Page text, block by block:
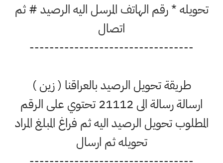
تحويله * رقم الهاتف المرسل اليه الرصيد # ثم
اتصال
---------------------------------
طريقة تحويل الرصيد بالعراقنا ( زين )
ارسالة رسالة الى 21112 تحتوي على الرقم
المطلوب تحويل الرصيد اليه ثم فراغ المبلغ المراد
تحويله ثم ارسال